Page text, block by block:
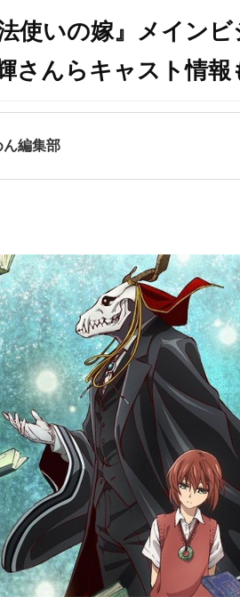
使いの嫁』メイン
さんらキャスト情報
ん編集部